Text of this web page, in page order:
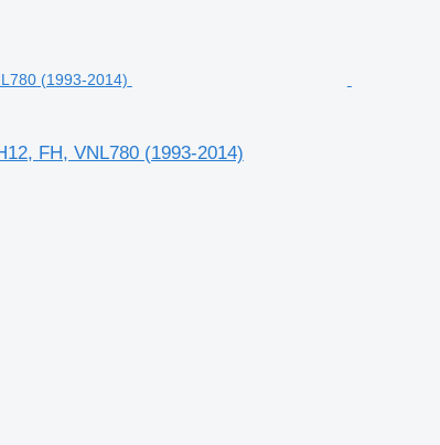
FH, VNL780 (1993-2014)